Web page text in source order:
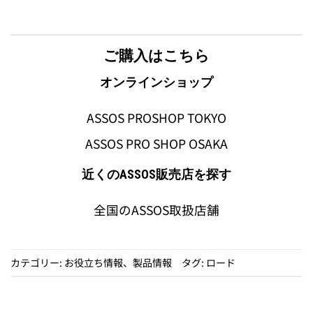
ご購入はこちら
オンラインショップ
ASSOS PROSHOP TOKYO
ASSOS PRO SHOP OSAKA
近くのASSOS販売店を探す
全国のASSOS取扱店舗
カテゴリー: お役立ち情報、 製品情報 タグ: ロード